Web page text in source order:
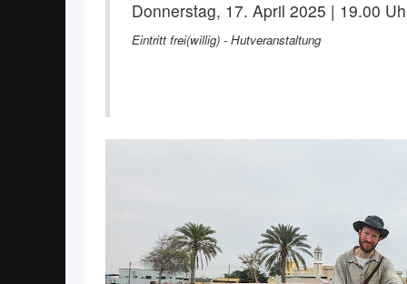
Donnerstag, 17. April 2025 | 19.00
Eintritt frei(willig) - Hutveranstaltung